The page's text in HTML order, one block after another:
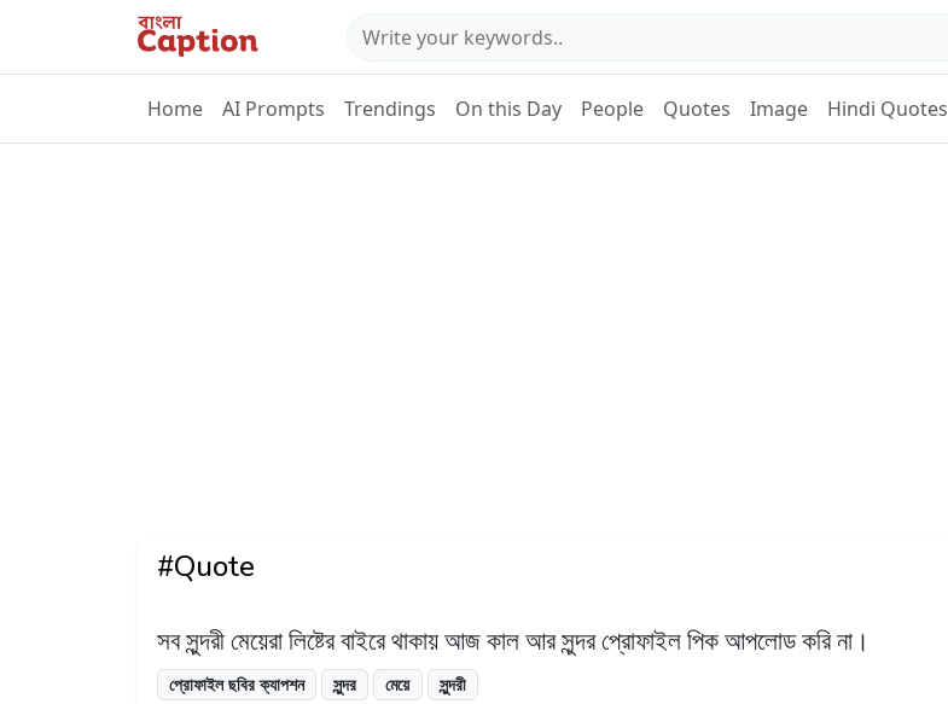
Home AI Prompts Trendings On this Day People Quotes Image Hindi Quotes
#Quote
সব সুন্দরী মেয়েরা লিষ্টের বাইরে থাকায় আজ কাল আর সুন্দর প্রোফাইল পিক আপলোড করি না।
প্রোফাইল ছবির ক্যাপশন সুন্দর মেয়ে সুন্দরী